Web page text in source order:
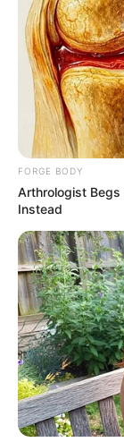
He Rewrote
Shock Says It
DIRECTMAX
FORGE BODY
Arthrologist Begs
Instead